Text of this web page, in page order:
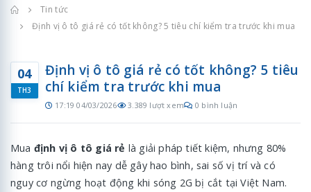
Trang chủ
Tin tức
Định vị ô tô giá rẻ có tốt không? 5 tiêu chí kiểm tra trước khi mua
04
TH3
Định vị ô tô giá rẻ có tốt không? 5 tiêu
chí kiểm tra trước khi mua
17:19 04/03/2026 3.389 lượt xem 0 bình luận
Mua định vị ô tô giá rẻ là giải pháp tiết kiệm, nhưng 80%
hàng trôi nổi hiện nay dễ gây hao bình, sai số vị trí và có
nguy cơ ngừng hoạt động khi sóng 2G bị cắt tại Việt Nam.